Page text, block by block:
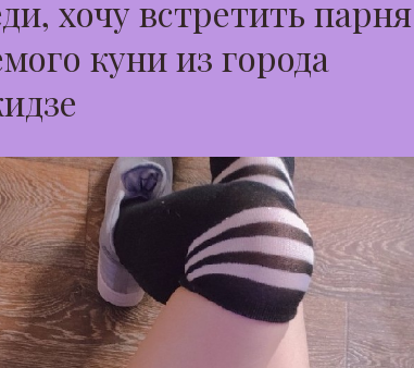
хочу встретить
куни из города